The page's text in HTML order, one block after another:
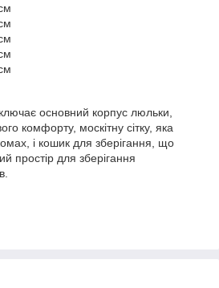
основний корпус люльки,
комфорту, москітну сітку, яка
і кошик для зберігання, що
простір для зберігання